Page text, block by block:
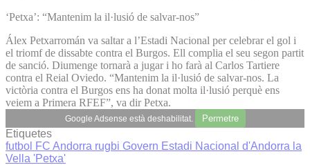
‘Petxa’: “Mantenim la il·lusió de salvar-nos”
Álex Petxarromán va saltar a l’Estadi Nacional per celebrar el gol i
el triomf de dissabte contra el Burgos. Ell complia el seu segon partit
de sanció. Diumenge tornarà a jugar i ho farà al Carlos Tartiere
contra el Reial Oviedo. “Mantenim la il·lusió de salvar-nos. La
victòria contra el Burgos ens ha donat molta il·lusió perquè ens
veiem a Primera RFEF”, va dir Petxa.
Google Adsense està deshabilitat. Permetre
Etiquetes
futbol FC Andorra rugbi Govern Estadi Nacional d'Andorra la
Vella 'Petxa'